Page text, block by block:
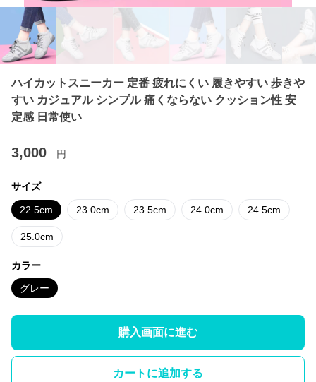
ハイカットスニーカー 定番 疲れにくい 履きやすい 歩きや
すい カジュアル シンプル 痛くならない クッション性 安
定感 日常使い
3,000 円
サイズ
22.5cm 23.0cm 23.5cm 24.0cm 24.5cm
25.0cm
カラー
グレー
購入画面に進む
カートに追加する